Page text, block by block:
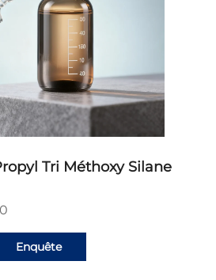
Tri Méthoxy Silane
Enquête